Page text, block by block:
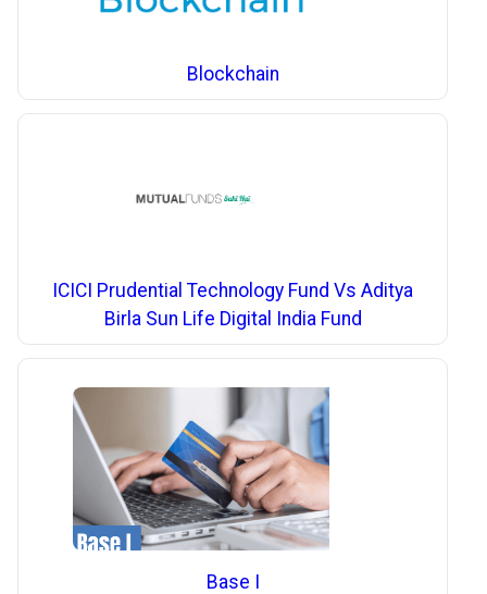
Blockchain
ICICI Prudential Technology Fund Vs Aditya
Birla Sun Life Digital India Fund
Base I